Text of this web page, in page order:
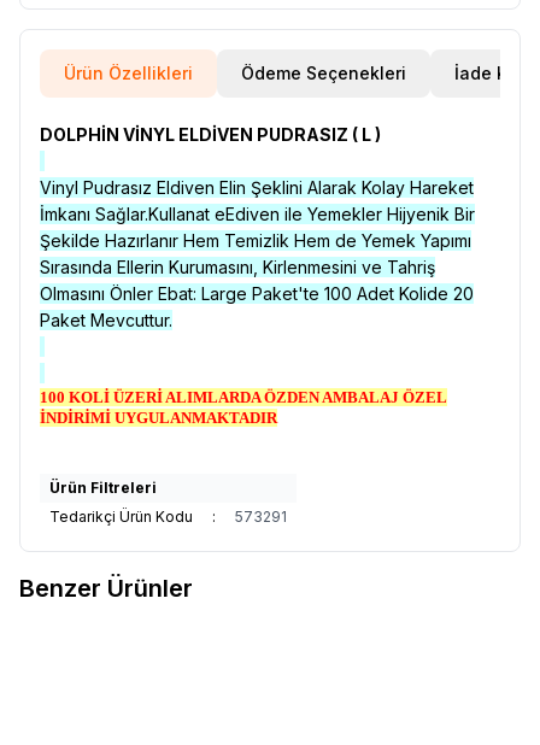
Ürün Özellikleri Ödeme Seçenekleri İade
DOLPHİN VİNYL ELDİVEN PUDRASIZ ( L )
Vinyl Pudrasız Eldiven Elin Şeklini Alarak Kolay Hareket
İmkanı Sağlar.Kullanat eEdiven ile Yemekler Hijyenik Bir
Şekilde Hazırlanır Hem Temizlik Hem de Yemek Yapımı
Sırasında Ellerin Kurumasını, Kirlenmesini ve Tahriş
Olmasını Önler Ebat: Large Paket'te 100 Adet Kolide 20
Paket Mevcuttur.
100 KOLİ ÜZERİ ALIMLARDA ÖZDEN AMBALAJ ÖZEL
İNDİRİMİ UYGULANMAKTADIR
Ürün Filtreleri
Tedarikçi Ürün Kodu
: 573291
Benzer Ürünler